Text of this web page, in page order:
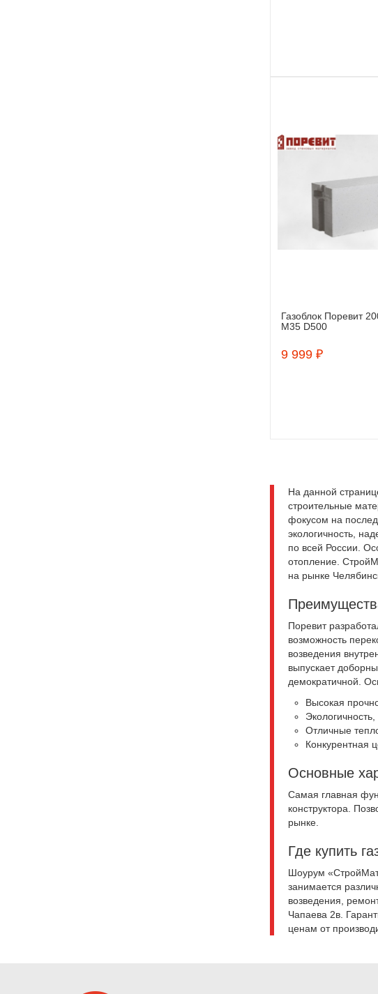
Газоблок Поревит
М35 D500
9 999 ₽
На данной
строительные
фокусом на
экологичность,
по всей России.
отопление.
на рынке
Поревит
возможность
возведения
выпускает
демократичной.
Высокая
Отличные
Конкурентная
Основные
Самая главная
конструктора.
рынке.
Где купить
Шоурум
занимается
возведения,
Чапаева 2в.
ценам от